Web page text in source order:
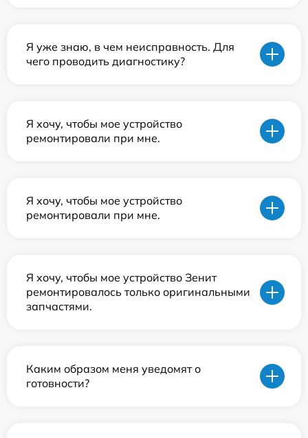
Я уже знаю, в чем неисправность. Для
чего проводить диагностику?
Я хочу, чтобы мое устройство
ремонтировали при мне.
Я хочу, чтобы мое устройство
ремонтировали при мне.
Я хочу, чтобы мое устройство Зенит
ремонтировалось только оригинальными
запчастями.
Каким образом меня уведомят о
готовности?